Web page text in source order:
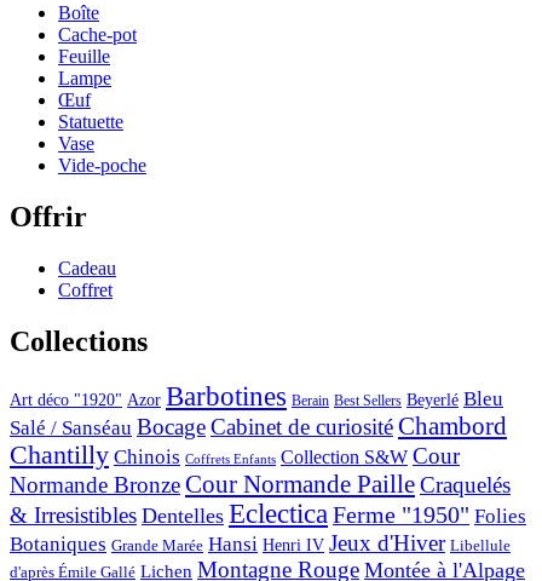
Boîte
Cache-pot
Feuille
Lampe
Œuf
Statuette
Vase
Vide-poche
Offrir
Cadeau
Coffret
Collections
Art déco "1920" Azor Barbotines Berain Best Sellers Beyerlé Bleu
Salé / Sanséau BocageCabinet de curiositéChambord
Chantilly Chinois Coffrets Enfants Collection S&W Cour
Normande BronzeCour Normande PailleCraquelés
& Irresistibles Dentelles EclecticaFerme "1950" Folies
Botaniques Grande Marée Hansi Henri IV Jeux d'Hiver Libellule
d'après Émile Gallé Lichen Montagne Rouge Montée à l'Alpage